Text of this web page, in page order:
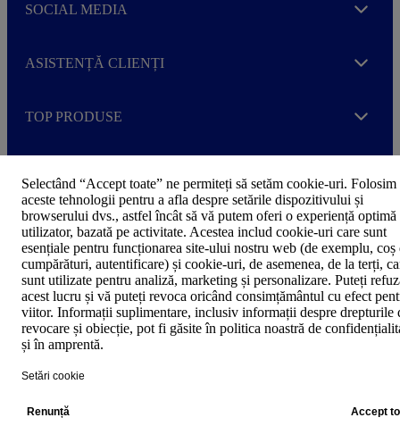
Selectând “Accept toate” ne permiteți să setăm cookie-uri. Folosim
aceste tehnologii pentru a afla despre setările dispozitivului și
browserului dvs., astfel încât să vă putem oferi o experiență optimă
utilizator, bazată pe activitate. Acestea includ cookie-uri care sunt
esențiale pentru funcționarea site-ului nostru web (de exemplu, coș
cumpărături, autentificare) și cookie-uri, de asemenea, de la terți,
sunt utilizate pentru analiză, marketing și personalizare. Puteți
acest lucru și vă puteți revoca oricând consimțământul cu efect
viitor. Informații suplimentare, inclusiv informații despre drepturile
revocare și obiecție, pot fi găsite în politica noastră de
și în amprentă.
Setări cookie
Renunță Accept
SOCIAL MEDIA Expand
ASISTENȚĂ CLIENȚI Expand
TOP PRODUSE Expand
F
o
o
t
e
r
Politica de confidențialitate
Declarație de accesibilitate
©2024 Avery Zweckform, o divizie a CCL Label Limited. Toate
drepturile rezervate
Footer further information